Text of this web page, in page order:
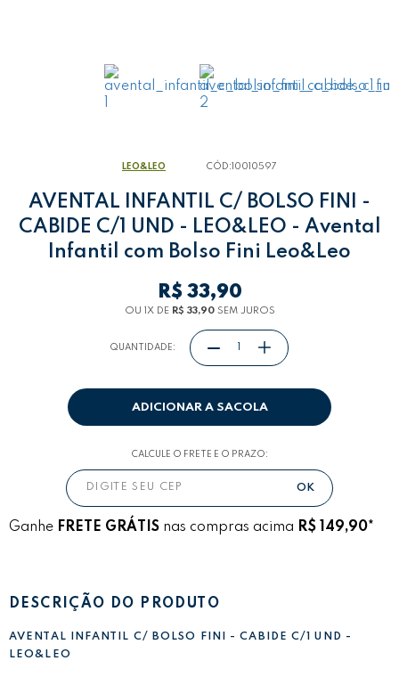
LEO&LEO CÓD: 10010597
AVENTAL INFANTIL C/ BOLSO FINI -
CABIDE C/1 UND - LEO&LEO - Avental
Infantil com Bolso Fini Leo&Leo
R$ 33,90
OU 1XDE R$ 33,90SEM JUROS
QUANTIDADE:
ADICIONAR A SACOLA
CALCULE O FRETE E O PRAZO:
Ganhe FRETE GRÁTIS nas compras acima R$ 149,90*
DESCRIÇÃO DO PRODUTO
AVENTAL INFANTIL C/ BOLSO FINI - CABIDE C/1 UND -
LEO&LEO